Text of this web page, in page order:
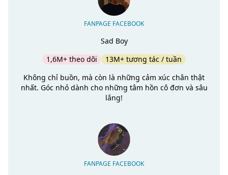
FANPAGE FACEBOOK
Sad Boy
1,6M+ theo dõi
13M+ tương tác / tuần
Không chỉ buồn, mà còn là những cảm xúc chân thật
nhất. Góc nhỏ dành cho những tâm hồn cô đơn và sâu
lắng!
FANPAGE FACEBOOK